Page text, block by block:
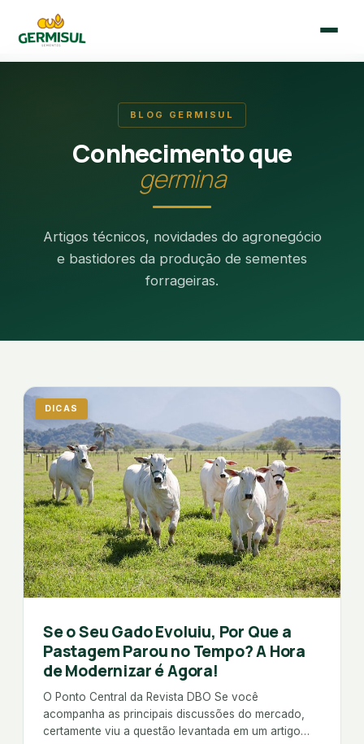
Sementes
WhatsApp
(67) 3391-1000
comercial@germisul.com.br
BLOG GERMISUL
Conhecimento que
germina
Artigos técnicos, novidades do agronegócio
e bastidores da produção de sementes
forrageiras.
DICAS
Se o Seu Gado Evoluiu, Por Que a
Pastagem Parou no Tempo? A Hora
de Modernizar é Agora!
O Ponto Central da Revista DBO Se você
acompanha as principais discussões do mercado,
certamente viu a questão levantada em um artigo…